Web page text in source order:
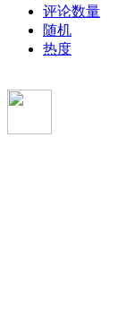
评论数量
随机
热度